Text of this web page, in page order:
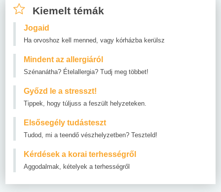
Kiemelt témák
Jogaid
Ha orvoshoz kell menned, vagy kórházba kerülsz
Mindent az allergiáról
Szénanátha? Ételallergia? Tudj meg többet!
Győzd le a stresszt!
Tippek, hogy túljuss a feszült helyzeteken.
Elsősegély tudásteszt
Tudod, mi a teendő vészhelyzetben? Teszteld!
Kérdések a korai terhességről
Aggodalmak, kételyek a terhességről